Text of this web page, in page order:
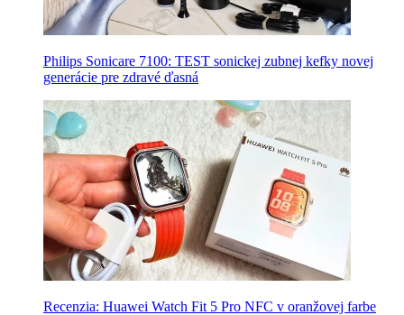
Philips Sonicare 7100: TEST sonickej zubnej kefky novej
generácie pre zdravé ďasná
Recenzia: Huawei Watch Fit 5 Pro NFC v oranžovej farbe